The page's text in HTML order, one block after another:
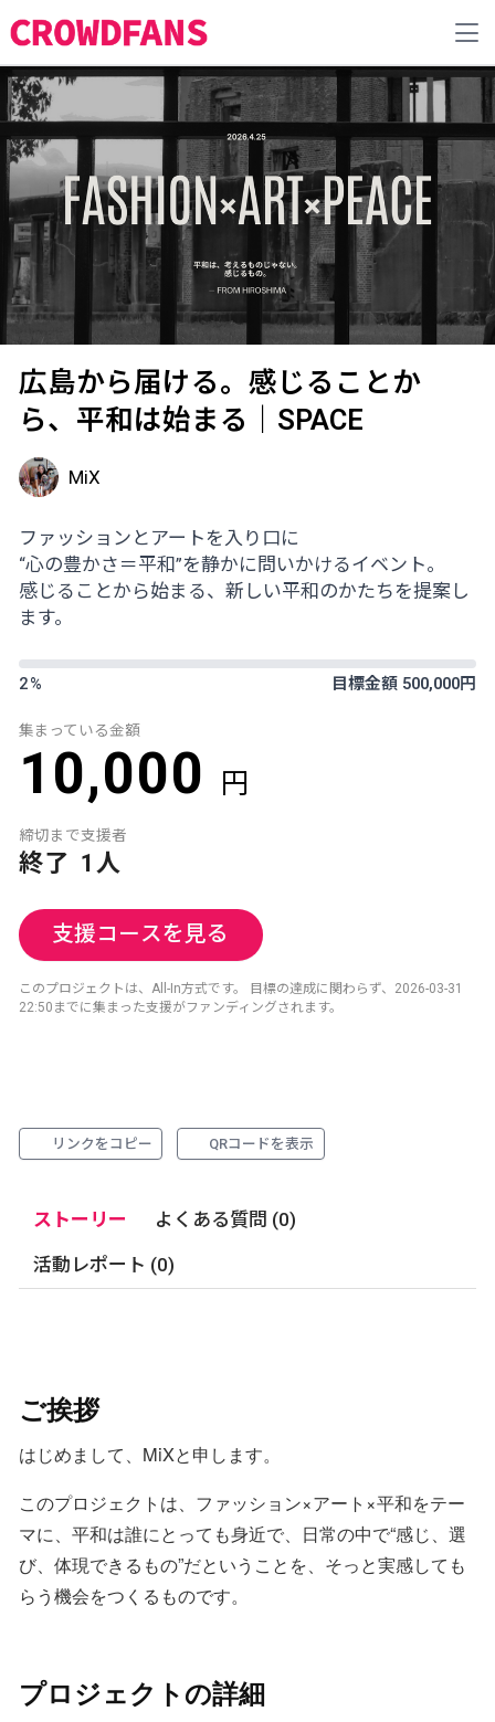
広島から届ける。感じることか
ら、平和は始まる｜SPACE
MiX
ファッションとアートを入り口に
“心の豊かさ＝平和”を静かに問いかけるイベント。
感じることから始まる、新しい平和のかたちを提案し
ます。
2% 目標金額 500,000円
集まっている金額
10,000 円
締切まで
終了
支援者
1人
支援コースを見る
このプロジェクトは、All-In方式です。 目標の達成に関わらず、2026-03-31
22:50までに集まった支援がファンディングされます。
リンクをコピー QRコードを表示
ストーリー よくある質問 (0)
活動レポート (0)
ご挨拶
はじめまして、MiXと申します。
このプロジェクトは、ファッション×アート×平和をテー
マに、平和は誰にとっても身近で、日常の中で“感じ、選
び、体現できるもの”だということを、そっと実感しても
らう機会をつくるものです。
プロジェクトの詳細